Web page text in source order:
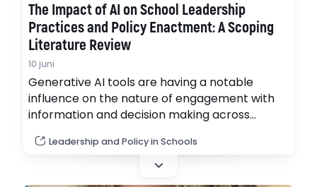
The Impact of AI on School Leadership
Practices and Policy Enactment: A Scoping
Literature Review
10 juni
Generative AI tools are having a notable
influence on the nature of engagement with
information and decision making across
covering the 2010–2024 timespan, explores
the intersection of educational leadership,
Leadership and Policy in Schools